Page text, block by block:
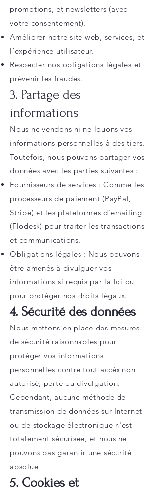
promotions, et newsletters (avec
votre consentement).
Améliorer notre site web, services, et
l’expérience utilisateur.
Respecter nos obligations légales et
prévenir les fraudes.
3. Partage des
informations
Nous ne vendons ni ne louons vos
informations personnelles à des tiers.
Toutefois, nous pouvons partager vos
données avec les parties suivantes :
Fournisseurs de services : Comme les
processeurs de paiement (PayPal,
Stripe) et les plateformes d'emailing
(Flodesk) pour traiter les transactions
et communications.
Obligations légales : Nous pouvons
être amenés à divulguer vos
informations si requis par la loi ou
pour protéger nos droits légaux.
4. Sécurité des données
Nous mettons en place des mesures
de sécurité raisonnables pour
protéger vos informations
personnelles contre tout accès non
autorisé, perte ou divulgation.
Cependant, aucune méthode de
transmission de données sur Internet
ou de stockage électronique n'est
totalement sécurisée, et nous ne
pouvons pas garantir une sécurité
absolue.
5. Cookies et